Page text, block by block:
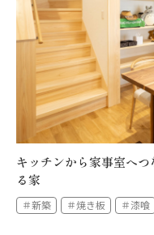
キッチンから家事室へ
る家
＃新築 ＃焼き板 ＃漆喰